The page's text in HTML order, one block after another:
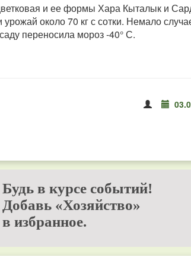
и ее формы Хара Кыталык и
около 70 кг с сотки. Немало
переносила мороз -40° С.
Будь в курсе событий!
Добавь «Хозяйство»
в избранное.